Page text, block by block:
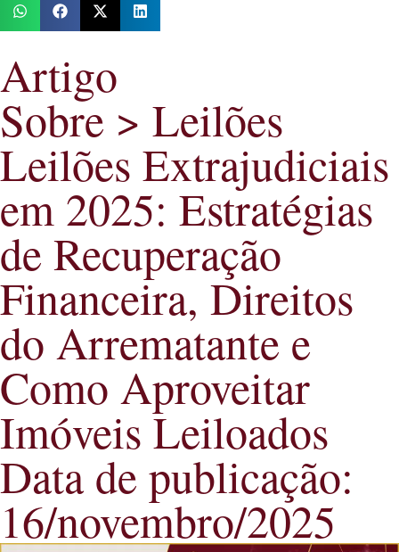
Artigo
Sobre > Leilões
Leilões Extrajudiciais
em 2025: Estratégias
de Recuperação
Financeira, Direitos
do Arrematante e
Como Aproveitar
Imóveis Leiloados
Data de publicação:
16/novembro/2025